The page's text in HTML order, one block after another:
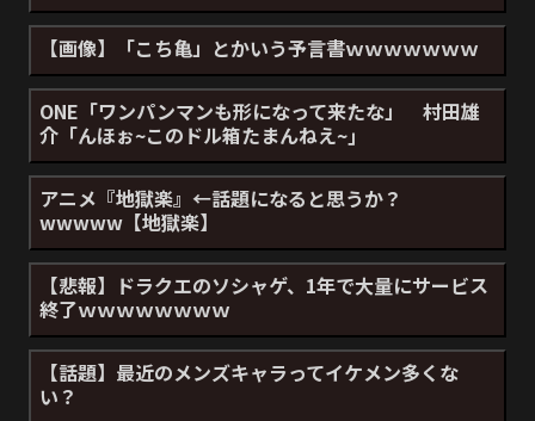
【画像】「こち亀」とかいう予言書ｗｗｗｗｗｗｗ
ONE「ワンパンマンも形になって来たな」 村田雄
介「んほぉ~このドル箱たまんねえ~｣
アニメ『地獄楽』←話題になると思うか？
wwwww【地獄楽】
【悲報】ドラクエのソシャゲ、1年で大量にサービス
終了ｗｗｗｗｗｗｗｗ
【話題】最近のメンズキャラってイケメン多くな
い？